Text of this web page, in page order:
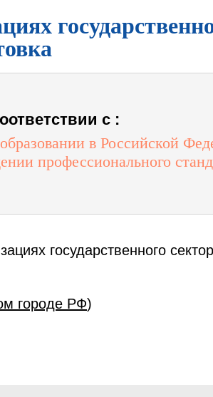
с :
в Российской
профессионального
государственного
городе РФ)